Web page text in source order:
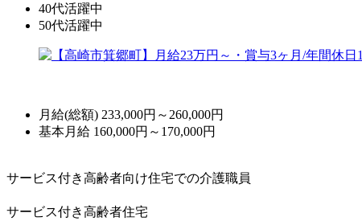
40代活躍中
50代活躍中
月給(総額) 233,000円～260,000円
基本月給 160,000円～170,000円
サービス付き高齢者向け住宅での介護職員
サービス付き高齢者住宅